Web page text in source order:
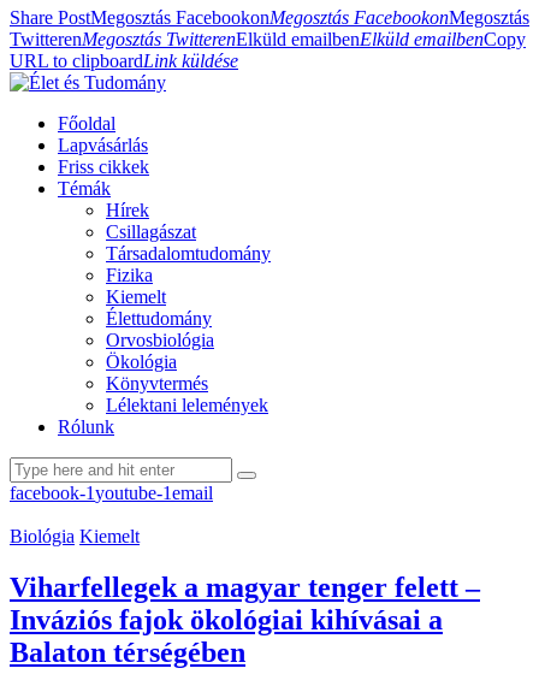
Share PostMegosztás FacebookonMegosztás FacebookonMegosztás
TwitterenMegosztás TwitterenElküld emailbenElküld emailbenCopy
URL to clipboardLink küldése
Főoldal
Lapvásárlás
Friss cikkek
Témák
Hírek
Csillagászat
Társadalomtudomány
Fizika
Kiemelt
Élettudomány
Orvosbiológia
Ökológia
Könyvtermés
Lélektani lelemények
Rólunk
facebook-1youtube-1email
Biológia Kiemelt
Viharfellegek a magyar tenger felett –
Inváziós fajok ökológiai kihívásai a
Balaton térségében